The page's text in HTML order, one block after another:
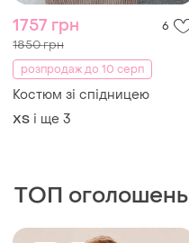
1757 грн 6
1850 грн
розпродаж до 10 серп
Костюм зі спідницею
ХS і ще 3
ТОП оголошень